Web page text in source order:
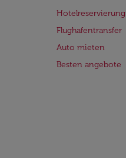
Hotelreservierung
Flughafentransfer
Auto mieten
Besten angebote